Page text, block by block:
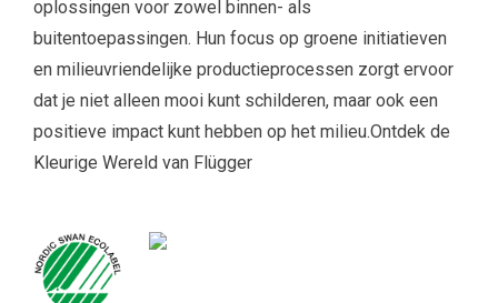
oplossingen voor zowel binnen- als
buitentoepassingen. Hun focus op groene initiatieven
en milieuvriendelijke productieprocessen zorgt ervoor
dat je niet alleen mooi kunt schilderen, maar ook een
positieve impact kunt hebben op het milieu.Ontdek de
Kleurige Wereld van Flügger